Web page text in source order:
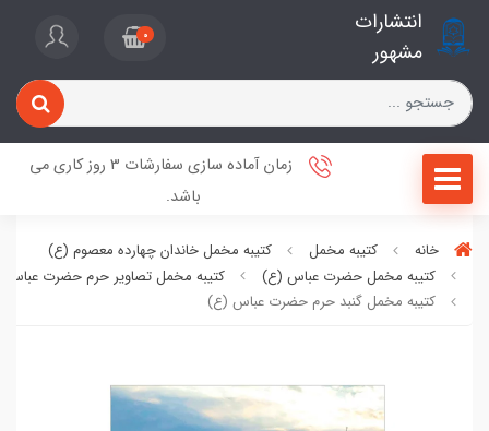
انتشارات
مشهور
0
زمان آماده سازی سفارشات 3 روز کاری می
باشد.
خانه کتیبه مخمل
کتیبه مخمل خاندان چهارده معصوم (ع)
کتیبه مخمل حضرت عباس (ع)
کتیبه مخمل تصاویر حرم حضرت
کتیبه مخمل گنبد حرم حضرت عباس (ع)